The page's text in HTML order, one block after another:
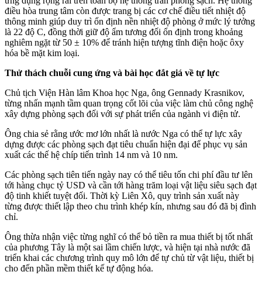
điều hòa trung tâm còn được trang bị các cơ chế điều tiết nhiệt độ
thông minh giúp duy trì ổn định nền nhiệt độ phòng ở mức lý tưởng
là 22 độ C, đồng thời giữ độ ẩm tương đối ổn định trong khoảng
nghiêm ngặt từ 50 ± 10% để tránh hiện tượng tĩnh điện hoặc ôxy
hóa bề mặt kim loại.
Thử thách chuỗi cung ứng và bài học đắt giá về tự lực
Chủ tịch Viện Hàn lâm Khoa học Nga, ông Gennady Krasnikov,
từng nhấn mạnh tầm quan trọng cốt lõi của việc làm chủ công nghệ
xây dựng phòng sạch đối với sự phát triển của ngành vi điện tử.
Ông chia sẻ rằng ước mơ lớn nhất là nước Nga có thể tự lực xây
dựng được các phòng sạch đạt tiêu chuẩn hiện đại để phục vụ sản
xuất các thế hệ chíp tiến trình 14 nm và 10 nm.
Các phòng sạch tiên tiến ngày nay có thể tiêu tốn chi phí đầu tư lên
tới hàng chục tỷ USD và cần tới hàng trăm loại vật liệu siêu sạch đạt
độ tinh khiết tuyệt đối. Thời kỳ Liên Xô, quy trình sản xuất này
từng được thiết lập theo chu trình khép kín, nhưng sau đó đã bị đình
chỉ.
Ông thừa nhận việc từng nghĩ có thể bỏ tiền ra mua thiết bị tốt nhất
của phương Tây là một sai lầm chiến lược, và hiện tại nhà nước đã
triển khai các chương trình quy mô lớn để tự chủ từ vật liệu, thiết bị
cho đến phần mềm thiết kế tự động hóa.